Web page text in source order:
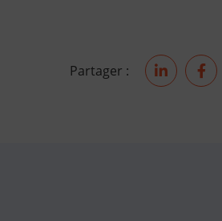
Partager : Partager